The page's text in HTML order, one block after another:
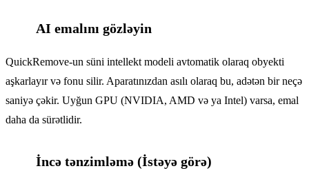
AI emalını gözləyin
QuickRemove-un süni intellekt modeli avtomatik olaraq obyekti
aşkarlayır və fonu silir. Aparatınızdan asılı olaraq bu, adətən bir neçə
saniyə çəkir. Uyğun GPU (NVIDIA, AMD və ya Intel) varsa, emal
daha da sürətlidir.
İncə tənzimləmə (İstəyə görə)